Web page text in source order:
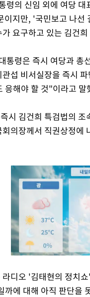
령의 신임 외에 여당
이지만, '국민보고 나
요구하고 있는 김건
통령은 즉시 여당과 총
섭 비서실장을 즉시
응해야 할 것"이라고 말
시 김건희 특검법의
의장께서 직권상정에
디오 '김태현의 정치
까에 대해 아직 판단을